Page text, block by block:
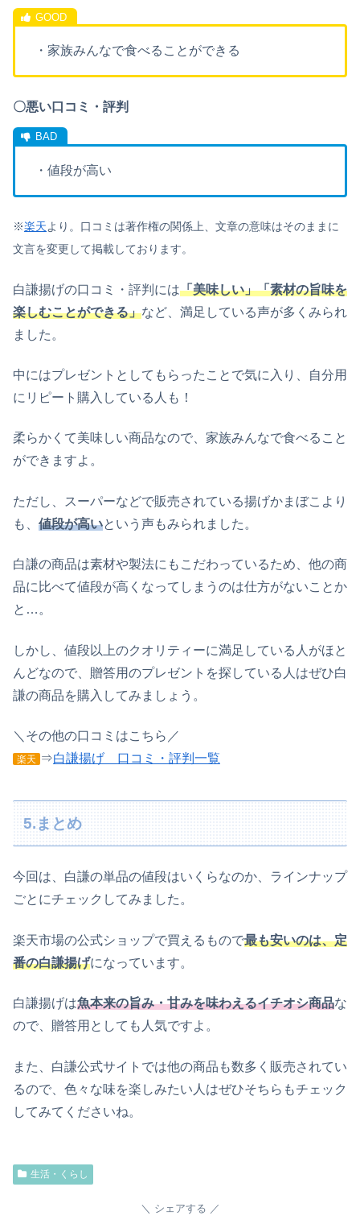
・家族みんなで食べることができる
〇悪い口コミ・評判
・値段が高い
※楽天より。 口コミは著作権の関係上、文章の意味はそのままに
文言を変更して掲載しております。
白謙揚げの口コミ・評判には「美味しい」「素材の旨味を
楽しむことができる」など、満足している声が多くみられ
ました。
中にはプレゼントとしてもらったことで気に入り、自分用
にリピート購入している人も！
柔らかくて美味しい商品なので、家族みんなで食べること
ができますよ。
ただし、スーパーなどで販売されている揚げかまぼこより
も、 値段が高いという声もみられました。
白謙の商品は素材や製法にもこだわっているため、他の商
品に比べて値段が高くなってしまうのは仕方がないことか
と…。
しかし、値段以上のクオリティーに満足している人がほと
んどなので、贈答用のプレゼントを探している人はぜひ白
謙の商品を購入してみましょう。
＼その他の口コミはこちら／
楽天 ⇒白謙揚げ 口コミ・評判一覧
5.まとめ
今回は、白謙の単品の値段はいくらなのか、ラインナップ
ごとにチェックしてみました。
楽天市場の公式ショップで買えるもので最も安いのは、定
番の白謙揚げになっています。
白謙揚げは魚本来の旨み・甘みを味わえるイチオシ商品な
ので、贈答用としても人気ですよ。
また、白謙公式サイトでは他の商品も数多く販売されてい
るので、色々な味を楽しみたい人はぜひそちらもチェック
してみてくださいね。
生活・くらし
シェアする